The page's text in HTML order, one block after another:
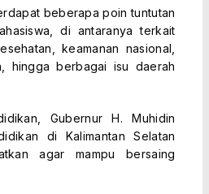
beberapa poin tuntutan
di antaranya terkait
keamanan nasional,
hingga berbagai isu daerah
Gubernur H. Muhidin
di Kalimantan Selatan
agar mampu bersaing